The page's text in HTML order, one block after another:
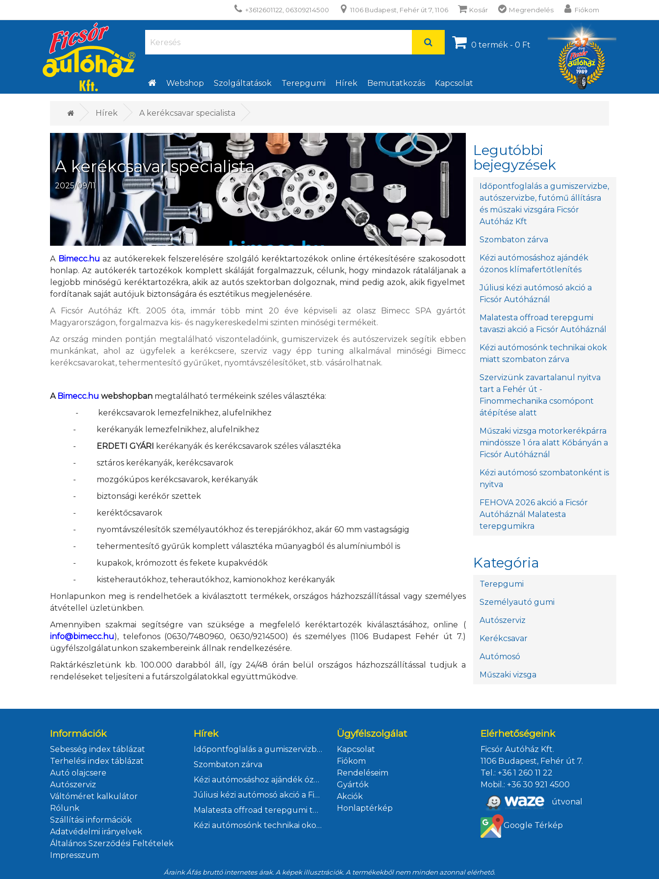
+3612601122, 06309214500 1106 Budapest, Fehér út 7, 1106 Kosár Megrendelés Fiókom
0 termék - 0 Ft
Webshop Szolgáltatások Terepgumi Hírek Bemutatkozás Kapcsolat
Hírek A kerékcsavar specialista
A kerékcsavar specialista
2025/09/11
A Bimecc.hu az autókerekek felszerelésére szolgáló keréktartozékok online értékesítésére szakosodott
honlap. Az autókerék tartozékok komplett skáláját forgalmazzuk, célunk, hogy mindazok rátaláljanak a
legjobb minőségű keréktartozékra, akik az autós szektorban dolgoznak, mind pedig azok, akik figyelmet
fordítanak saját autójuk biztonságára és esztétikus megjelenésére.
A Ficsór Autóház Kft. 2005 óta, immár több mint 20 éve képviseli az olasz Bimecc SPA gyártót
Magyarországon, forgalmazva kis- és nagykereskedelmi szinten minőségi termékeit.
Az ország minden pontján megtalálható viszonteladóink, gumiszervizek és autószervizek segítik ebben
munkánkat, ahol az ügyfelek a kerékcsere, szerviz vagy épp tuning alkalmával minőségi Bimecc
kerékcsavarokat, tehermentesítő gyűrűket, nyomtávszélesítőket, stb. vásárolhatnak.
A Bimecc.hu webshopban megtalálható termékeink széles választéka:
-
kerékcsavarok lemezfelnikhez, alufelnikhez
-
kerékanyák lemezfelnikhez, alufelnikhez
-
ERDETI GYÁRI kerékanyák és kerékcsavarok széles választéka
-
sztáros kerékanyák, kerékcsavarok
-
mozgókúpos kerékcsavarok, kerékanyák
-
biztonsági kerékőr szettek
-
keréktőcsavarok
-
nyomtávszélesítők személyautókhoz és terepjárókhoz, akár 60 mm vastagságig
-
tehermentesítő gyűrűk komplett választéka műanyagból és alumíniumból is
-
kupakok, krómozott és fekete kupakvédők
-
kisteherautókhoz, teherautókhoz, kamionokhoz kerékanyák
Honlapunkon meg is rendelhetőek a kiválasztott termékek, országos házhozszállítással vagy személyes
átvétellel üzletünkben.
Amennyiben szakmai segítségre van szüksége a megfelelő keréktartozék kiválasztásához, online (
info@bimecc.hu), telefonos (0630/7480960, 0630/9214500) és személyes (1106 Budapest Fehér út 7.)
ügyfélszolgálatunkon szakembereink állnak rendelkezésére.
Raktárkészletünk kb. 100.000 darabból áll, így 24/48 órán belül országos házhozszállítással tudjuk a
rendeléseket teljesíteni a futárszolgálatokkal együttműködve.
Legutóbbi
bejegyzések
Időpontfoglalás a gumiszervizbe,
autószervizbe, futómű állításra
és műszaki vizsgára Ficsór
Autóház Kft
Szombaton zárva
Kézi autómosáshoz ajándék
ózonos klímafertőtlenítés
Júliusi kézi autómosó akció a
Ficsór Autóháznál
Malatesta offroad terepgumi
tavaszi akció a Ficsór Autóháznál
Kézi autómosónk technikai okok
miatt szombaton zárva
Szervizünk zavartalanul nyitva
tart a Fehér út -
Finommechanika csomópont
átépítése alatt
Műszaki vizsga motorkerékpárra
mindössze 1 óra alatt Kőbányán a
Ficsór Autóháznál
Kézi autómosó szombatonként is
nyitva
FEHOVA 2026 akció a Ficsór
Autóháznál Malatesta
terepgumikra
Kategória
Terepgumi
Személyautó gumi
Autószerviz
Kerékcsavar
Autómosó
Műszaki vizsga
Információk
Sebesség index táblázat
Terhelési index táblázat
Autó olajcsere
Autószerviz
Váltóméret kalkulátor
Rólunk
Szállítási információk
Adatvédelmi irányelvek
Általános Szerződési Feltételek
Impresszum
Hírek
Időpontfoglalás a gumiszervizbe, autószervizbe, futómű állításra és műszaki vizsgára Ficsór Autóház Kft
Szombaton zárva
Kézi autómosáshoz ajándék ózonos klímafertőtlenítés
Júliusi kézi autómosó akció a Ficsór Autóháznál
Malatesta offroad terepgumi tavaszi akció a Ficsór Autóháznál
Kézi autómosónk technikai okok miatt szombaton zárva
Ügyfélszolgálat
Kapcsolat
Fiókom
Rendeléseim
Gyártók
Akciók
Honlaptérkép
Elérhetőségeink
Ficsór Autóház Kft.
1106 Budapest, Fehér út 7.
Tel.: +36 1 260 11 22
Mobil.: +36 30 921 4500
útvonal
Google Térkép
Áraink Áfás bruttó internetes árak. A képek illusztrációk. A termékekből nem minden azonnal elérhető.